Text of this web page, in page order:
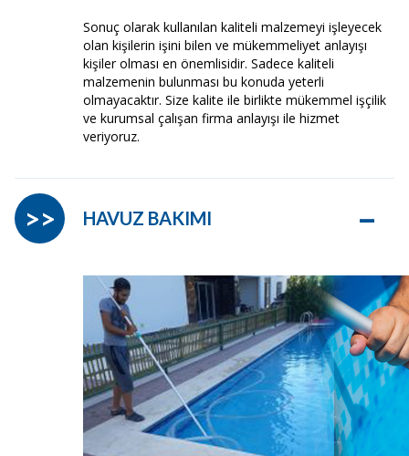
Sonuç olarak kullanılan kaliteli malzemeyi işleyecek
olan kişilerin işini bilen ve mükemmeliyet anlayışı
kişiler olması en önemlisidir. Sadece kaliteli
malzemenin bulunması bu konuda yeterli
olmayacaktır. Size kalite ile birlikte mükemmel işçilik
ve kurumsal çalışan firma anlayışı ile hizmet
veriyoruz.
HAVUZ BAKIMI –
>>